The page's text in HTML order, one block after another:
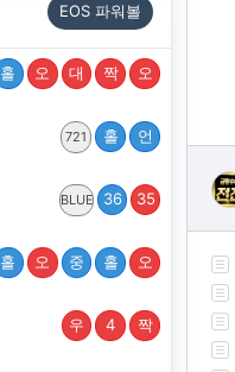
EOS 파워볼
홀 오 대 짝 오
721 홀 언
BLUE 36 35
홀 오 중 홀 오
우 4 짝